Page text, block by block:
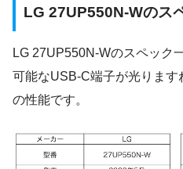
LG 27UP550N-Wのス
LG 27UP550N-Wのスペック
可能なUSB-C端子が光りま
の性能です。